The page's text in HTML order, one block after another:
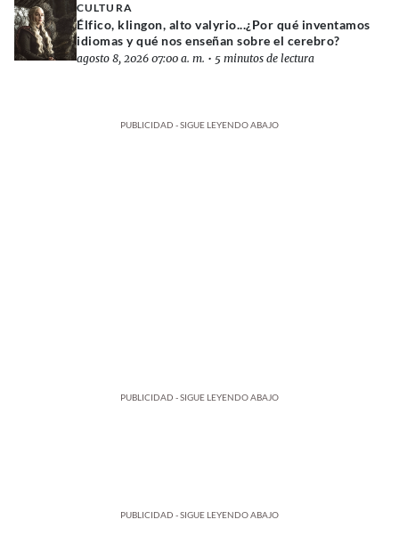
CULTURA
Élfico, klingon, alto valyrio...¿Por qué inventamos
idiomas y qué nos enseñan sobre el cerebro?
agosto 8, 2026 07:00 a. m. • 5 minutos de lectura
PUBLICIDAD - SIGUE LEYENDO ABAJO
PUBLICIDAD - SIGUE LEYENDO ABAJO
PUBLICIDAD - SIGUE LEYENDO ABAJO